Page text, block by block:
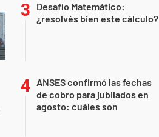
Desafío Matemático:
¿resolvés bien este cálculo?
ANSES confirmó las fechas
de cobro para jubilados en
agosto: cuáles son